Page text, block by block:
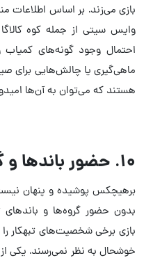
بازی می‌زند. بر اساس اطلاعات
وایس سیتی از جمله کوه کالاگا
احتمال وجود گونه‌های
ماهی‌گیری یا چالش‌هایی برای
هستند که می‌توان به آن‌ها
۱۰. حضور باندها و گروه‌های جنایتکار
بدون حضور گروه‌ها و باندهای
بازی برخی شخصیت‌های تبهکار
خوشحال به نظر نمی‌رسند. یکی از